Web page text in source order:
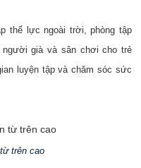
thể lực ngoài trời, phòng tập
già và sân chơi cho trẻ
luyện tập và chăm sóc sức
trên cao